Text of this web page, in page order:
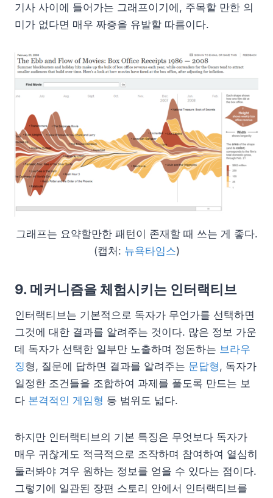
기사 사이에 들어가는 그래프이기에, 주목할 만한 의
미가 없다면 매우 짜증을 유발할 따름이다.
그래프는 요약할만한 패턴이 존재할 때 쓰는 게 좋다.
(캡처: 뉴욕타임스)
9. 메커니즘을 체험시키는 인터랙티브
인터랙티브는 기본적으로 독자가 무언가를 선택하면
그것에 대한 결과를 알려주는 것이다. 많은 정보 가운
데 독자가 선택한 일부만 노출하며 정돈하는 브라우
징형, 질문에 답하면 결과를 알려주는 문답형 , 독자가
일정한 조건들을 조합하여 과제를 풀도록 만드는 보
다 본격적인 게임형 등 범위도 넓다.
하지만 인터랙티브의 기본 특징은 무엇보다 독자가
매우 귀찮게도 적극적으로 조작하며 참여하여 열심히
둘러봐야 겨우 원하는 정보를 얻을 수 있다는 점이다.
그렇기에 일관된 장편 스토리 안에서 인터랙티브를